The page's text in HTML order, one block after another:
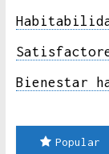
Bienestar
Popular